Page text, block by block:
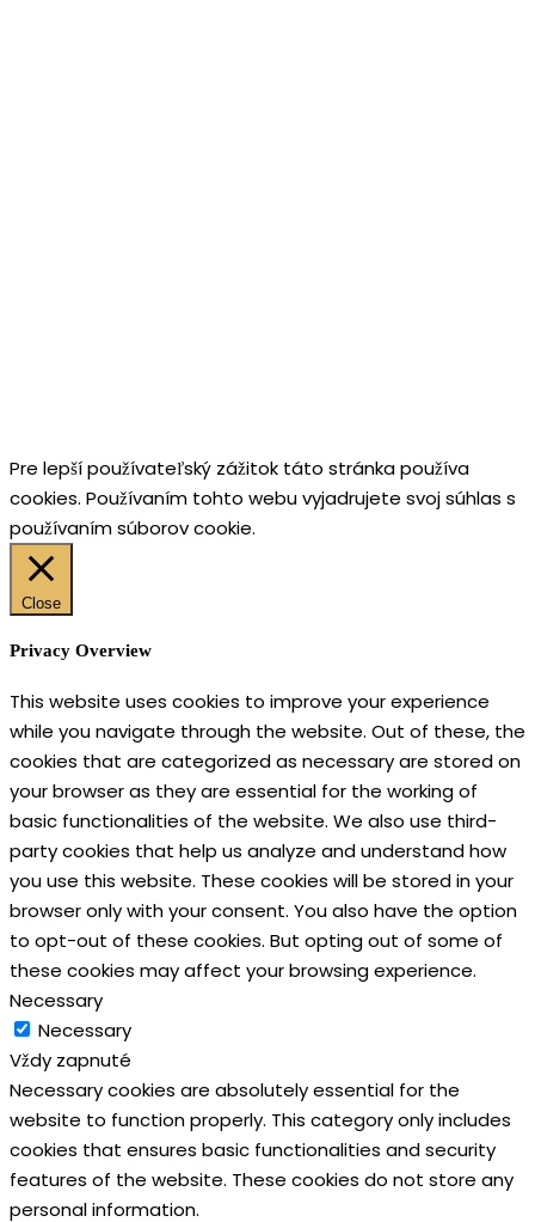
Pre lepší používateľský zážitok táto stránka používa
cookies. Používaním tohto webu vyjadrujete svoj súhlas s
používaním súborov cookie.
Close
Privacy Overview
This website uses cookies to improve your experience
while you navigate through the website. Out of these, the
cookies that are categorized as necessary are stored on
your browser as they are essential for the working of
basic functionalities of the website. We also use third-
party cookies that help us analyze and understand how
you use this website. These cookies will be stored in your
browser only with your consent. You also have the option
to opt-out of these cookies. But opting out of some of
these cookies may affect your browsing experience.
Necessary
Necessary
Vždy zapnuté
Necessary cookies are absolutely essential for the
website to function properly. This category only includes
cookies that ensures basic functionalities and security
features of the website. These cookies do not store any
personal information.